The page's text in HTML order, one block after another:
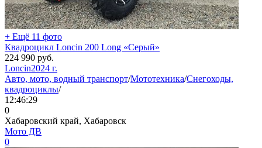
+ Ещё 11 фото
Квадроцикл Loncin 200 Long «Серый»
224 990 руб.
Loncin2024 г.
Авто, мото, водный транспорт/Мототехника/Снегоходы,
квадроциклы/
12:46:29
0
Хабаровский край, Хабаровск
Мото ДВ
0